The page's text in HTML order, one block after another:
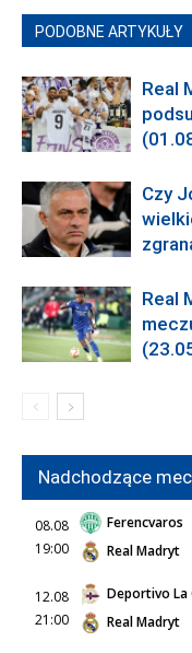
PODOBNE ARTYKUŁY
Real
Czy
Real
Nadchodzące
08.08
19:00
Ferencvaros
Real Madryt
12.08
21:00
Deportivo La
Real Madryt